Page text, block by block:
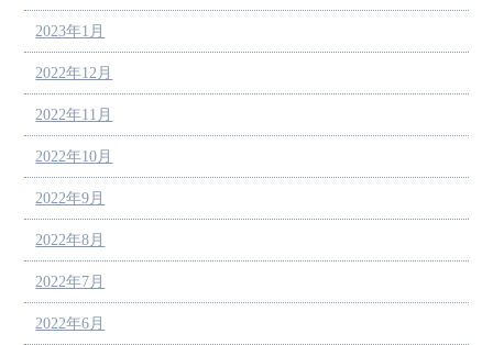
2023年1月
2022年12月
2022年11月
2022年10月
2022年9月
2022年8月
2022年7月
2022年6月